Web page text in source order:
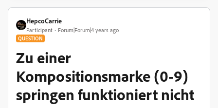
HepcoCarrie
Participant Forum|Forum|4 years ago
QUESTION
Zu einer
Kompositionsmarke (0-9)
springen funktioniert nicht